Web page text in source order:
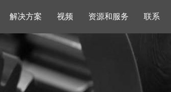
解决方案 视频 资源和服务 联系